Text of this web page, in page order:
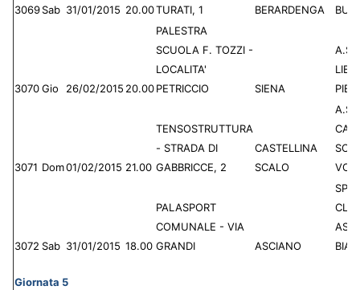
3069Sab 31/01/2015 20.00TURATI, 1
BERARDENGA
3070Gio 26/02/2015 20.00
PALESTRA
SCUOLA F. TOZZI -
LOCALITA'
PETRICCIO
SIENA
A.S.
3071 Dom01/02/2015 21.00
TENSOSTRUTTURA
- STRADA DI
GABBRICCE, 2
CASTELLINA
SCALO
3072 Sab 31/01/2015 18.00
PALASPORT
COMUNALE - VIA
GRANDI
ASCIANO
Giornata 5